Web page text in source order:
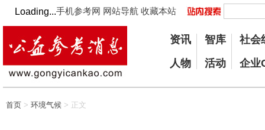
Loading...手机参考网 网站导航 收藏本站
资讯
人物
智库
活动
社会
企业
首页 > 环境气候 > 正文